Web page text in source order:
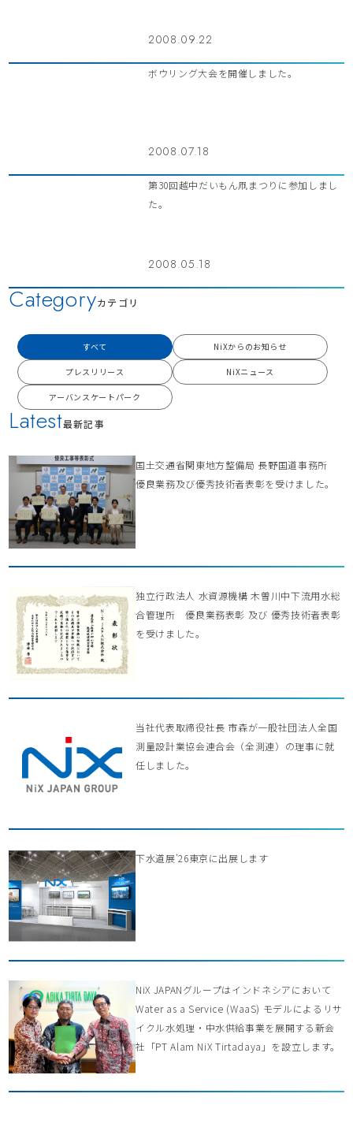
2008.09.22
ボウリング大会を開催しました。
2008.07.18
第30回越中だいもん凧まつりに参加しまし
た。
2008.05.18
Latest最新記事
国土交通省関東地方整備局 長野国道事務所
優良業務及び優秀技術者表彰を受けました。
独立行政法人 水資源機構 木曽川中下流用水総
合管理所 優良業務表彰 及び 優秀技術者表彰
を受けました。
当社代表取締役社長 市森が一般社団法人全国
測量設計業協会連合会（全測連）の理事に就
任しました。
下水道展’26東京に出展します
NiX JAPANグループはインドネシアにおいて
Water as a Service (WaaS) モデルによるリサ
イクル水処理・中水供給事業を展開する新会
社「PT Alam NiX Tirtadaya」を設立します。
Categoryカテゴリ
すべて NiXからのお知らせ
プレスリリース NiXニュース
アーバンスケートパーク